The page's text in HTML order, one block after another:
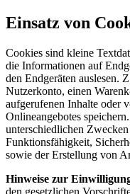
Einsatz von
Cookies sind kleine
die Informationen auf
den Endgeräten auslesen.
Nutzerkonto, einen
aufgerufenen Inhalte oder
Onlineangebotes
unterschiedlichen
Funktionsfähigkeit,
sowie der Erstellung von
Hinweise zur
den gesetzlichen